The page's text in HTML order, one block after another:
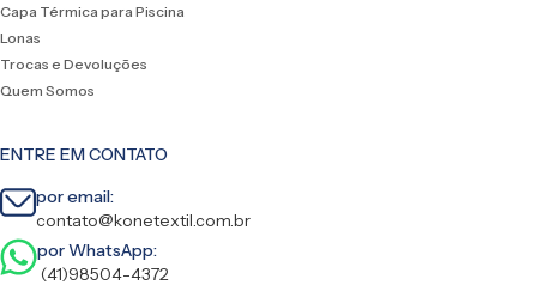
Capa Térmica para Piscina
Lonas
Trocas e Devoluções
Quem Somos
ENTRE EM CONTATO
por email:
contato@konetextil.com.br
por WhatsApp:
(41)98504-4372